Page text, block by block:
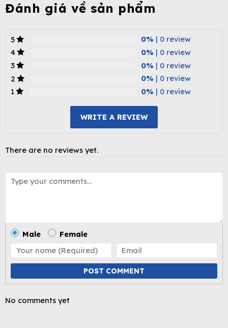
Đánh giá về sản phẩm
5 0% | 0 review
4
0% | 0 review
3
0% | 0 review
2
0% | 0 review
1
0% | 0 review
WRITE A REVIEW
There are no reviews yet.
Male Female
POST COMMENT
No comments yet